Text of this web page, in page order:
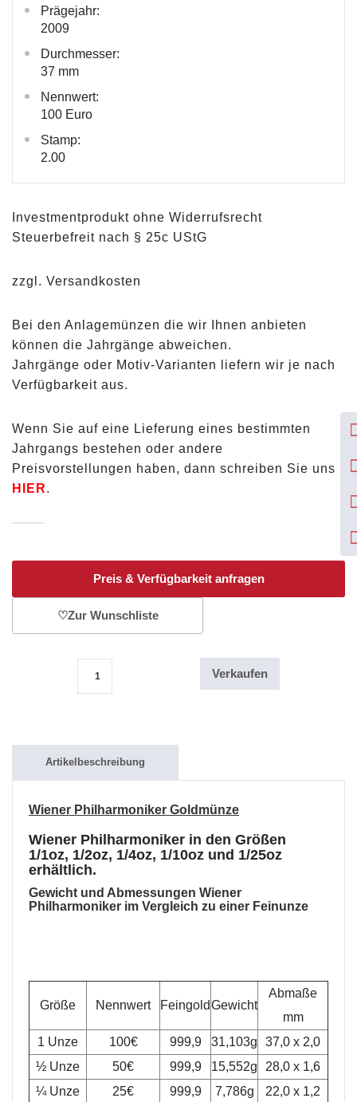
Prägejahr:
2009
Durchmesser:
37 mm
Nennwert:
100 Euro
Stamp:
2.00
Investmentprodukt ohne Widerrufsrecht
Steuerbefreit nach § 25c UStG
zzgl. Versandkosten
Bei den Anlagemünzen die wir Ihnen anbieten
können die Jahrgänge abweichen.
Jahrgänge oder Motiv-Varianten liefern wir je nach
Verfügbarkeit aus.
Wenn Sie auf eine Lieferung eines bestimmten
Jahrgangs bestehen oder andere
Preisvorstellungen haben, dann schreiben Sie uns
HIER.
Preis & Verfügbarkeit anfragen
♡Zur Wunschliste
1 Oz Goldmünze Wiener Philharmoniker 100 Euro 2009 Menge
Verkaufen
Artikelbeschreibung
Wiener Philharmoniker Goldmünze
Wiener Philharmoniker in den Größen
1/1oz, 1/2oz, 1/4oz, 1/10oz und 1/25oz
erhältlich.
Gewicht und Abmessungen Wiener
Philharmoniker im Vergleich zu einer Feinunze
Größe Nennwert FeingoldGewicht
Abmaße
mm
1 Unze
100€ 999,9 31,103g
37,0 x 2,0
½ Unze
50€ 999,9 15,552g
28,0 x 1,6
¼ Unze
25€ 999,9 7,786g 22,0 x 1,2